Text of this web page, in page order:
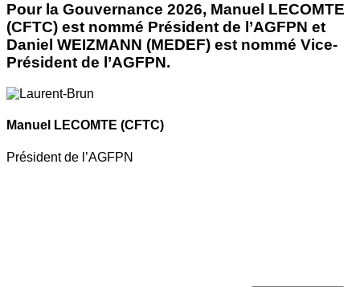
Pour la Gouvernance 2026, Manuel LECOMTE
(CFTC) est nommé Président de l’AGFPN et
Daniel WEIZMANN (MEDEF) est nommé Vice-
Président de l’AGFPN.
Manuel LECOMTE (CFTC)
Président de l’AGFPN